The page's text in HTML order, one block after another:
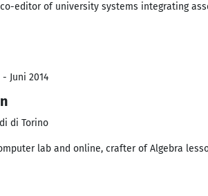
editor of university systems integrating
Juni 2014
di Torino
lab and online, crafter of Algebra